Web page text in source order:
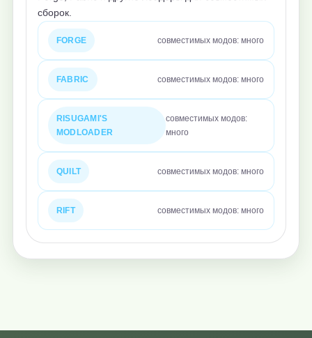
сборок.
FORGE совместимых модов: много
FABRIC совместимых модов: много
RISUGAMI'S
MODLOADER
совместимых модов:
много
QUILT совместимых модов: много
RIFT совместимых модов: много